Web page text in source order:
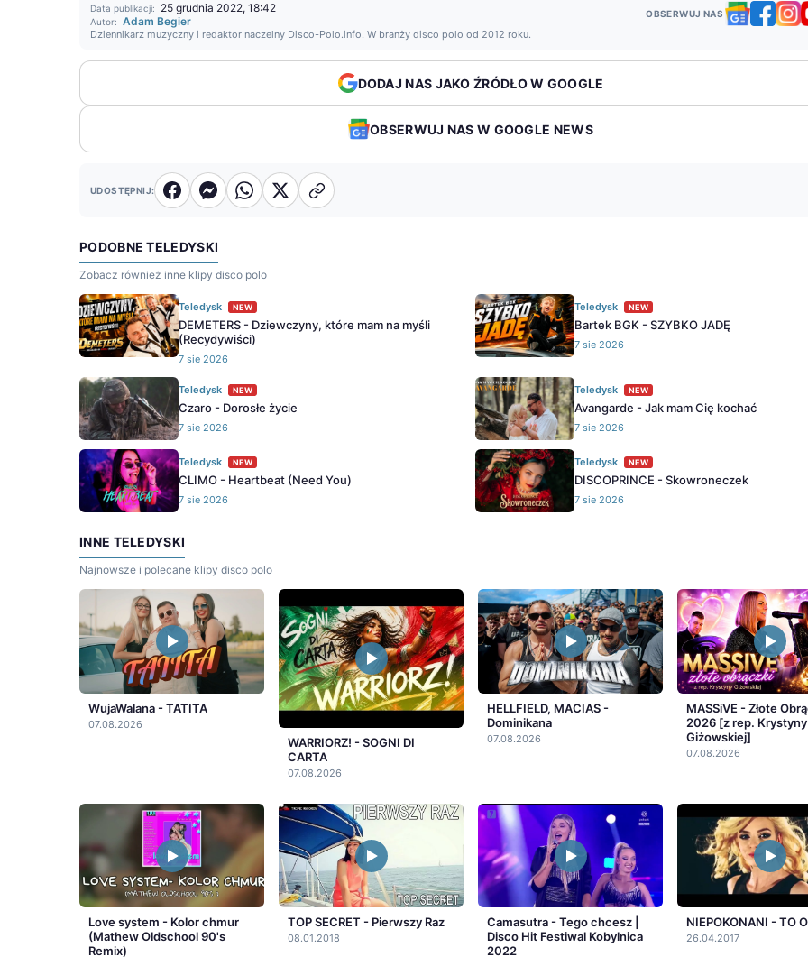
Data publikacji: 25 grudnia 2022, 18:42
Autor: Adam Begier
Dziennikarz muzyczny i redaktor naczelny Disco-Polo.info. W branży disco polo od 2012 roku.
OBSERWUJ NAS
DODAJ NAS JAKO ŹRÓDŁO W GOOGLE
OBSERWUJ NAS W GOOGLE NEWS
UDOSTĘPNIJ:
PODOBNE TELEDYSKI
Zobacz również inne klipy disco polo
Teledysk NEW
DEMETERS - Dziewczyny, które mam na myśli
(Recydywiści)
7 sie 2026
Teledysk NEW
Bartek BGK - SZYBKO JADĘ
7 sie 2026
Teledysk NEW
Czaro - Dorosłe życie
7 sie 2026
Teledysk NEW
Avangarde - Jak mam Cię kochać
7 sie 2026
Teledysk NEW
CLIMO - Heartbeat (Need You)
7 sie 2026
Teledysk NEW
DISCOPRINCE - Skowroneczek
7 sie 2026
INNE TELEDYSKI
Najnowsze i polecane klipy disco polo
WujaWalana - TATITA
07.08.2026
WARRIORZ! - SOGNI DI
CARTA
07.08.2026
HELLFIELD, MACIAS -
Dominikana
07.08.2026
MASSiVE - Złote
2026 [z rep. Krystyny
Giżowskiej]
07.08.2026
Love system - Kolor chmur
(Mathew Oldschool 90's
Remix)
TOP SECRET - Pierwszy Raz
08.01.2018
Camasutra - Tego chcesz |
Disco Hit Festiwal Kobylnica
2022
NIEPOKONANI - TO
26.04.2017